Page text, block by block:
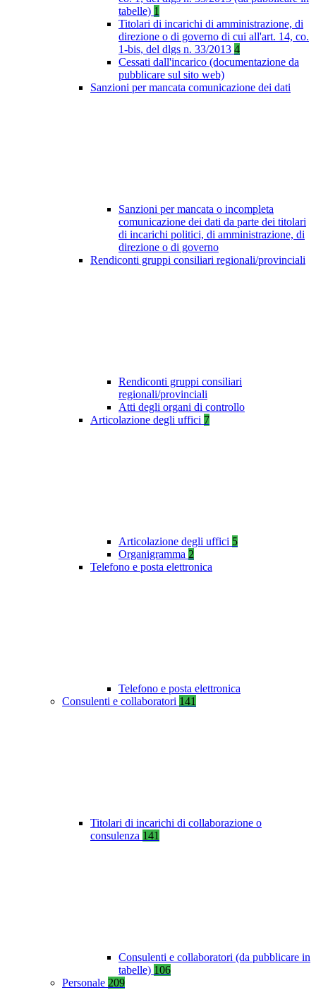
tabelle) 1
Titolari di incarichi di amministrazione, di
direzione o di governo di cui all'art. 14, co.
1-bis, del dlgs n. 33/2013 4
Cessati dall'incarico (documentazione da
pubblicare sul sito web)
Sanzioni per mancata comunicazione dei dati
Sanzioni per mancata o incompleta
comunicazione dei dati da parte dei titolari
di incarichi politici, di amministrazione, di
direzione o di governo
Rendiconti gruppi consiliari regionali/provinciali
Rendiconti gruppi consiliari
regionali/provinciali
Atti degli organi di controllo
Articolazione degli uffici 7
Articolazione degli uffici 5
Organigramma 2
Telefono e posta elettronica
Telefono e posta elettronica
Consulenti e collaboratori 141
Titolari di incarichi di collaborazione o
consulenza 141
Consulenti e collaboratori (da pubblicare in
tabelle) 106
Personale 209